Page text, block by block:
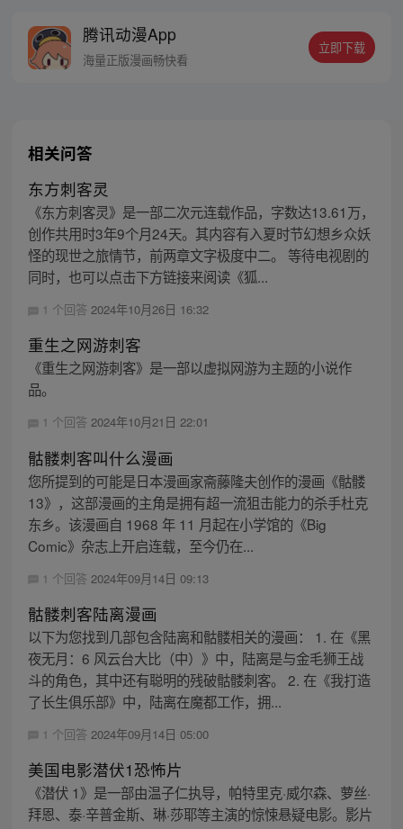
腾讯动漫App
海量正版漫画畅快看
立即下载
相关问答
东方刺客灵
《东方刺客灵》是一部二次元连载作品，字数达13.61万，
创作共用时3年9个月24天。其内容有入夏时节幻想乡众妖
怪的现世之旅情节，前两章文字极度中二。 等待电视剧的
同时，也可以点击下方链接来阅读《狐...
1 个回答 2024年10月26日 16:32
重生之网游刺客
《重生之网游刺客》是一部以虚拟网游为主题的小说作
品。
1 个回答 2024年10月21日 22:01
骷髅刺客叫什么漫画
您所提到的可能是日本漫画家斋藤隆夫创作的漫画《骷髅
13》，这部漫画的主角是拥有超一流狙击能力的杀手杜克
东乡。该漫画自 1968 年 11 月起在小学馆的《Big
Comic》杂志上开启连载，至今仍在...
1 个回答 2024年09月14日 09:13
骷髅刺客陆离漫画
以下为您找到几部包含陆离和骷髅相关的漫画： 1. 在《黑
夜无月：6 风云台大比（中）》中，陆离是与金毛狮王战
斗的角色，其中还有聪明的残破骷髅刺客。 2. 在《我打造
了长生俱乐部》中，陆离在魔都工作，拥...
1 个回答 2024年09月14日 05:00
美国电影潜伏1恐怖片
《潜伏 1》是一部由温子仁执导，帕特里克·威尔森、萝丝·
拜恩、泰·辛普金斯、琳·莎耶等主演的惊悚悬疑电影。影片